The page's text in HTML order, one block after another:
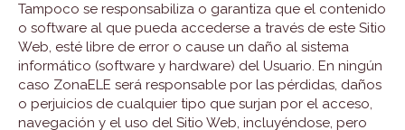
Tampoco se responsabiliza o garantiza que el contenido
o software al que pueda accederse a través de este Sitio
Web, esté libre de error o cause un daño al sistema
informático (software y hardware) del Usuario. En ningún
caso ZonaELE será responsable por las pérdidas, daños
o perjuicios de cualquier tipo que surjan por el acceso,
navegación y el uso del Sitio Web, incluyéndose, pero